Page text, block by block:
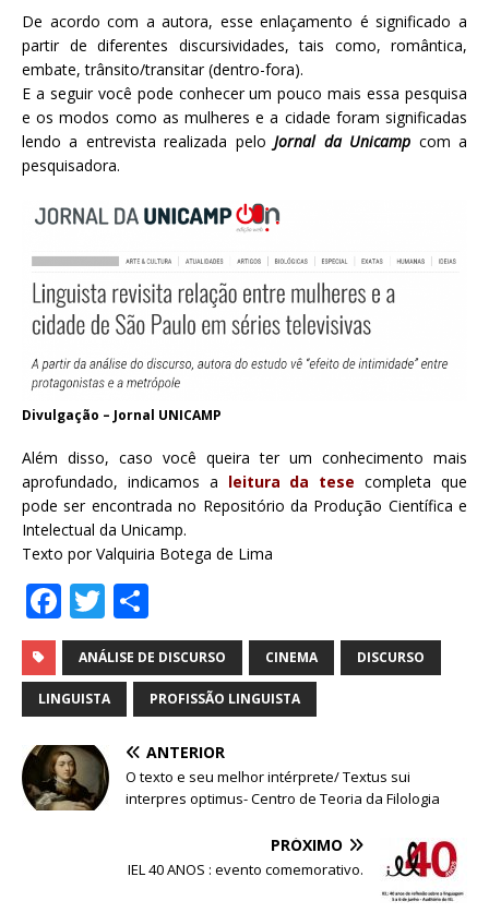
De acordo com a autora, esse enlaçamento é significado a
partir de diferentes discursividades, tais como, romântica,
embate, trânsito/transitar (dentro-fora).
E a seguir você pode conhecer um pouco mais essa pesquisa
e os modos como as mulheres e a cidade foram significadas
lendo a entrevista realizada peloJornal da Unicamp com a
pesquisadora.
Divulgação – Jornal UNICAMP
Além disso, caso você queira ter um conhecimento mais
aprofundado, indicamos a leitura da tese completa que
pode ser encontrada no Repositório da Produção Científica e
Intelectual da Unicamp.
Texto por Valquiria Botega de Lima
F
a
c
e
b
o
o
T
w
it
te
h
ar
e
ANÁLISE DE DISCURSO CINEMA DISCURSO
LINGUISTA PROFISSÃO LINGUISTA
ANTERIOR
O texto e seu melhor intérprete/ Textus sui
interpres optimus- Centro de Teoria da Filologia
PRÓXIMO
IEL 40 ANOS : evento comemorativo.